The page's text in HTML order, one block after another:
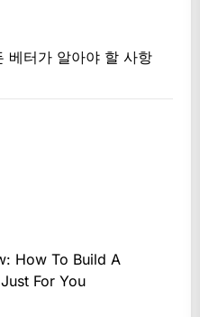
베터가 알아야 할 사항
How To Build A
For You